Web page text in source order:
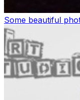
Some beautiful